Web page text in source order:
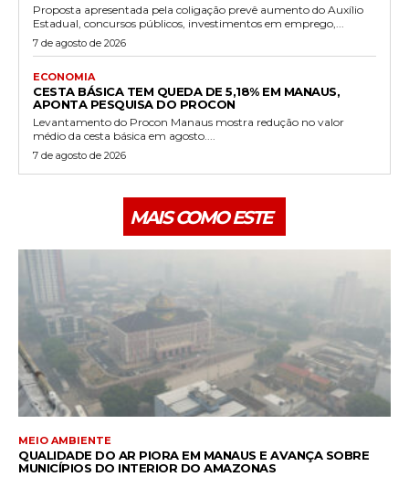
Proposta apresentada pela coligação prevê aumento do Auxílio
Estadual, concursos públicos, investimentos em emprego,...
7 de agosto de 2026
ECONOMIA
CESTA BÁSICA TEM QUEDA DE 5,18% EM MANAUS,
APONTA PESQUISA DO PROCON
Levantamento do Procon Manaus mostra redução no valor
médio da cesta básica em agosto....
7 de agosto de 2026
MAIS COMO ESTE
MEIO AMBIENTE
QUALIDADE DO AR PIORA EM MANAUS E AVANÇA SOBRE
MUNICÍPIOS DO INTERIOR DO AMAZONAS